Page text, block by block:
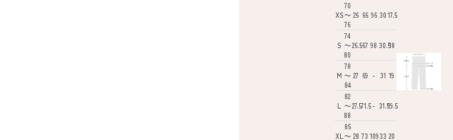
XS
70
～
76
26 66 96 30 17.5
S
74
～
80
26.567 98 30.518
M
78
～
84
27 69 - 31 19
L
82
～
88
27.571.5- 31.519.5
XL
85
～ 28 73 10933 20